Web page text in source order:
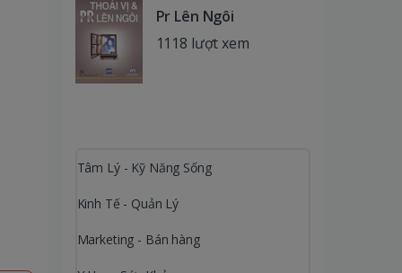
Pr Lên Ngôi
1118 lượt xem
Tâm Lý - Kỹ Năng Sống
Kinh Tế - Quản Lý
Marketing - Bán hàng